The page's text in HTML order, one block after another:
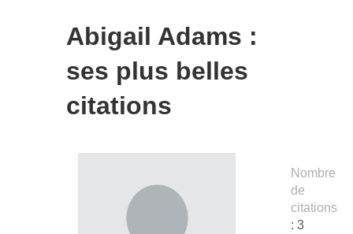
Abigail Adams :
ses plus belles
citations
Nombre
de
citations
: 3